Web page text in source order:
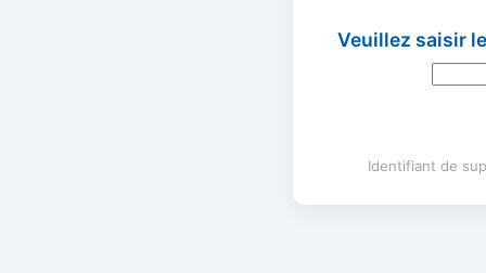
Veuillez saisir
Identifiant de